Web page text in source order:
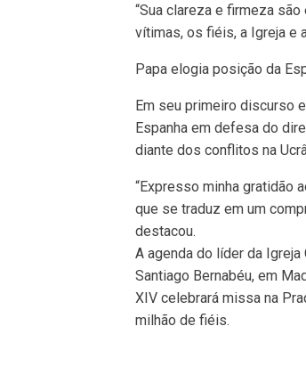
“Sua clareza e firmeza
vítimas, os fiéis, a Igreja e
Papa elogia posição da
Em seu primeiro discurso
Espanha em defesa do
diante dos conflitos na
“Expresso minha gratidão
que se traduz em um
destacou.
A agenda do líder da
Santiago Bernabéu, em
XIV celebrará missa na
milhão de fiéis.